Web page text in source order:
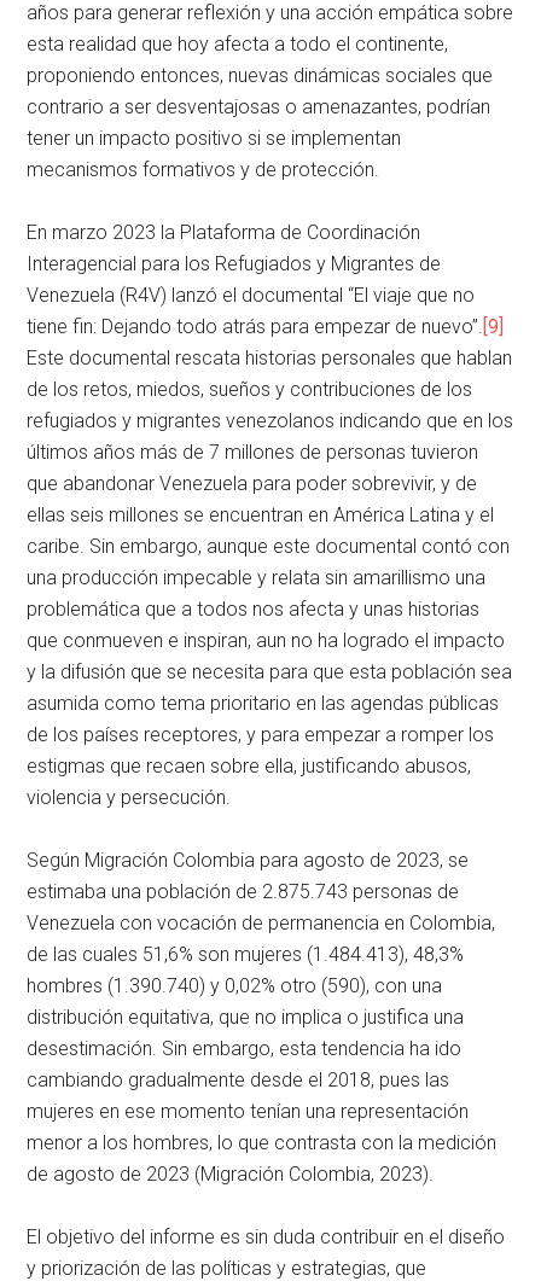
años para generar reflexión y una acción empática sobre
esta realidad que hoy afecta a todo el continente,
proponiendo entonces, nuevas dinámicas sociales que
contrario a ser desventajosas o amenazantes, podrían
tener un impacto positivo si se implementan
mecanismos formativos y de protección.
En marzo 2023 la Plataforma de Coordinación
Interagencial para los Refugiados y Migrantes de
Venezuela (R4V) lanzó el documental “El viaje que no
tiene fin: Dejando todo atrás para empezar de nuevo”.[9]
Este documental rescata historias personales que hablan
de los retos, miedos, sueños y contribuciones de los
refugiados y migrantes venezolanos indicando que en los
últimos años más de 7 millones de personas tuvieron
que abandonar Venezuela para poder sobrevivir, y de
ellas seis millones se encuentran en América Latina y el
caribe. Sin embargo, aunque este documental contó con
una producción impecable y relata sin amarillismo una
problemática que a todos nos afecta y unas historias
que conmueven e inspiran, aun no ha logrado el impacto
y la difusión que se necesita para que esta población sea
asumida como tema prioritario en las agendas públicas
de los países receptores, y para empezar a romper los
estigmas que recaen sobre ella, justificando abusos,
violencia y persecución.
Según Migración Colombia para agosto de 2023, se
estimaba una población de 2.875.743 personas de
Venezuela con vocación de permanencia en Colombia,
de las cuales 51,6% son mujeres (1.484.413), 48,3%
hombres (1.390.740) y 0,02% otro (590), con una
distribución equitativa, que no implica o justifica una
desestimación. Sin embargo, esta tendencia ha ido
cambiando gradualmente desde el 2018, pues las
mujeres en ese momento tenían una representación
menor a los hombres, lo que contrasta con la medición
de agosto de 2023 (Migración Colombia, 2023).
El objetivo del informe es sin duda contribuir en el diseño
y priorización de las políticas y estrategias, que